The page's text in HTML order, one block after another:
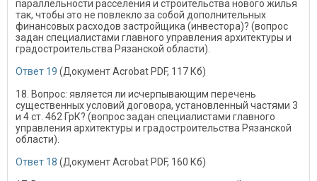
параллельности расселения и строительства нового жилья
так, чтобы это не повлекло за собой дополнительных
финансовых расходов застройщика (инвестора)? (вопрос
задан специалистами главного управления архитектуры и
градостроительства Рязанской области).
Ответ 19 (Документ Acrobat PDF, 117 Кб)
18. Вопрос: является ли исчерпывающим перечень
существенных условий договора, установленный частями 3
и 4 ст. 462 ГрК? (вопрос задан специалистами главного
управления архитектуры и градостроительства Рязанской
области).
Ответ 18 (Документ Acrobat PDF, 160 Кб)